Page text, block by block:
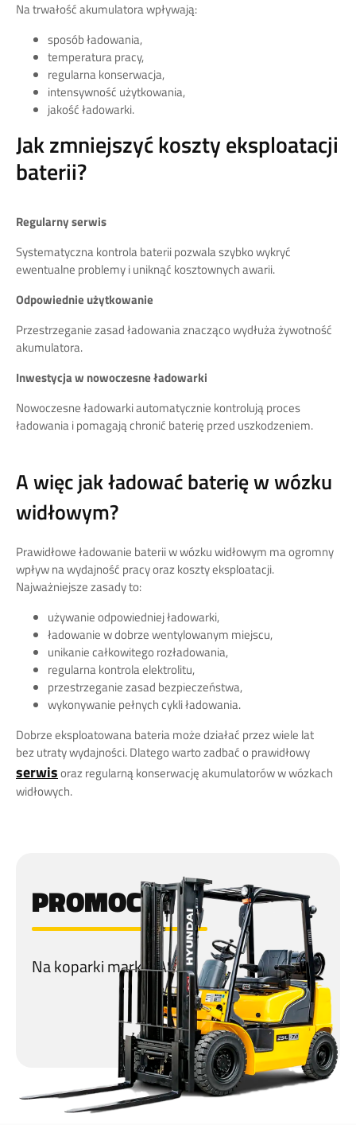
Na trwałość akumulatora wpływają:
sposób ładowania,
temperatura pracy,
regularna konserwacja,
intensywność użytkowania,
jakość ładowarki.
Jak zmniejszyć koszty eksploatacji
baterii?
Regularny serwis
Systematyczna kontrola baterii pozwala szybko wykryć
ewentualne problemy i uniknąć kosztownych awarii.
Odpowiednie użytkowanie
Przestrzeganie zasad ładowania znacząco wydłuża żywotność
akumulatora.
Inwestycja w nowoczesne ładowarki
Nowoczesne ładowarki automatycznie kontrolują proces
ładowania i pomagają chronić baterię przed uszkodzeniem.
A więc jak ładować baterię w wózku
widłowym?
Prawidłowe ładowanie baterii w wózku widłowym ma ogromny
wpływ na wydajność pracy oraz koszty eksploatacji.
Najważniejsze zasady to:
używanie odpowiedniej ładowarki,
ładowanie w dobrze wentylowanym miejscu,
unikanie całkowitego rozładowania,
regularna kontrola elektrolitu,
przestrzeganie zasad bezpieczeństwa,
wykonywanie pełnych cykli ładowania.
Dobrze eksploatowana bateria może działać przez wiele lat
bez utraty wydajności. Dlatego warto zadbać o prawidłowy
serwisoraz regularną konserwację akumulatorów w wózkach
widłowych.
PROMOCJA
Na koparki marki CASE!